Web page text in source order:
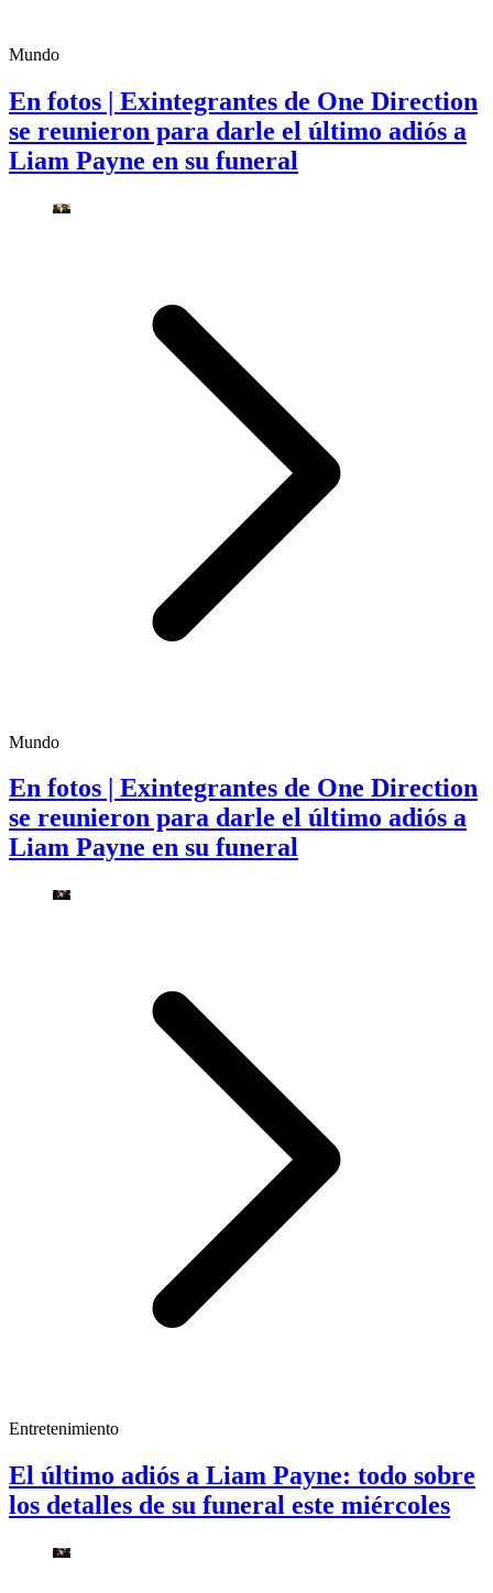
Mundo
En fotos | Exintegrantes de One Direction
se reunieron para darle el último adiós a
Liam Payne en su funeral
Mundo
En fotos | Exintegrantes de One Direction
se reunieron para darle el último adiós a
Liam Payne en su funeral
Entretenimiento
El último adiós a Liam Payne: todo sobre
los detalles de su funeral este miércoles